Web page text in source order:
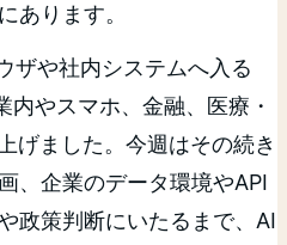
あります。
ザや社内システムへ入る
やスマホ、金融、医療・
げました。今週はその続き
、企業のデータ環境やAPI
政策判断にいたるまで、AI